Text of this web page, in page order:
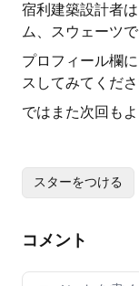
宿利建築設計者
ム、スウェーツ
プロフィール欄
スしてみてくださ
ではまた次回も
スターをつける
コメント